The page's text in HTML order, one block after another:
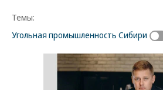
Темы:
Угольная промышленность Сибири